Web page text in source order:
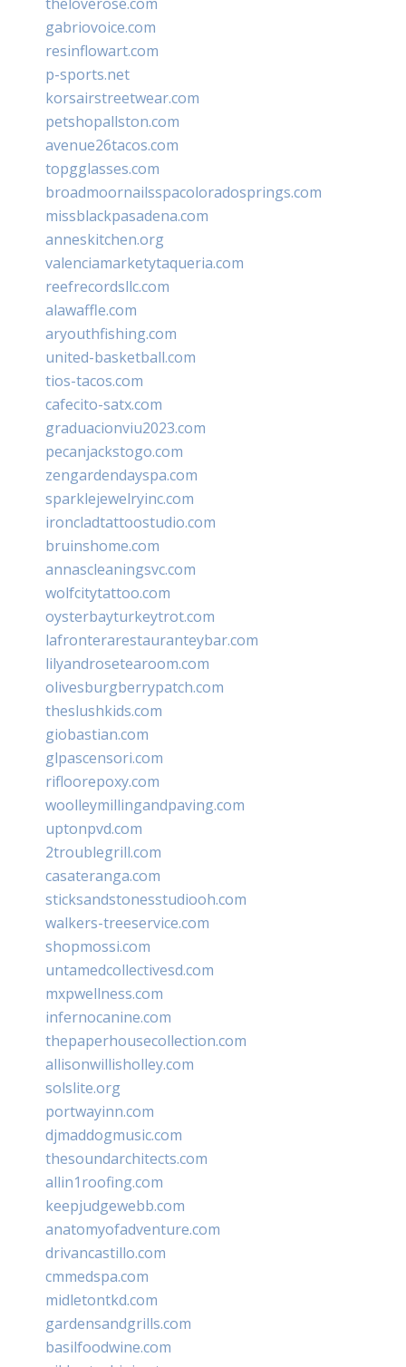
gabriovoice.com
resinflowart.com
p-sports.net
korsairstreetwear.com
petshopallston.com
avenue26tacos.com
topgglasses.com
broadmoornailsspacoloradosprings.com
missblackpasadena.com
anneskitchen.org
valenciamarketytaqueria.com
reefrecordsllc.com
alawaffle.com
aryouthfishing.com
united-basketball.com
tios-tacos.com
cafecito-satx.com
graduacionviu2023.com
pecanjackstogo.com
zengardendayspa.com
sparklejewelryinc.com
ironcladtattoostudio.com
bruinshome.com
annascleaningsvc.com
wolfcitytattoo.com
oysterbayturkeytrot.com
lafronterarestauranteybar.com
lilyandrosetearoom.com
olivesburgberrypatch.com
theslushkids.com
giobastian.com
glpascensori.com
rifloorepoxy.com
woolleymillingandpaving.com
uptonpvd.com
2troublegrill.com
casateranga.com
sticksandstonesstudiooh.com
walkers-treeservice.com
shopmossi.com
untamedcollectivesd.com
mxpwellness.com
infernocanine.com
thepaperhousecollection.com
allisonwillisholley.com
solslite.org
portwayinn.com
djmaddogmusic.com
thesoundarchitects.com
allin1roofing.com
keepjudgewebb.com
anatomyofadventure.com
drivancastillo.com
cmmedspa.com
midletontkd.com
gardensandgrills.com
basilfoodwine.com